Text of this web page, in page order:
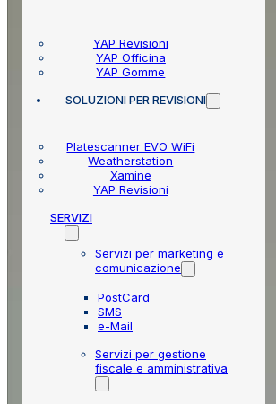
YAP Revisioni
YAP Officina
YAP Gomme
SOLUZIONIPER REVISIONI
Platescanner EVO WiFi
Weatherstation
Xamine
YAP Revisioni
SERVIZI
Servizi per marketing e
comunicazione
PostCard
SMS
e-Mail
Servizi per gestione
fiscale e amministrativa